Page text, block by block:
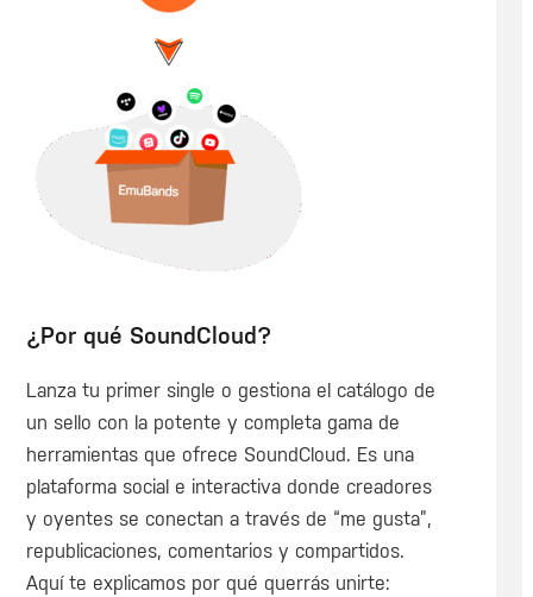
¿Por qué SoundCloud?
Lanza tu primer single o gestiona el catálogo de
un sello con la potente y completa gama de
herramientas que ofrece SoundCloud. Es una
plataforma social e interactiva donde creadores
y oyentes se conectan a través de “me gusta”,
republicaciones, comentarios y compartidos.
Aquí te explicamos por qué querrás unirte: